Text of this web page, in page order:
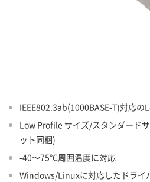
IEEE802.3ab(1000BASE-T)対応の
Low Profile サイズ/スタンダード
ット同梱)
-40～75℃周囲温度に対応
Windows/Linuxに対応したドライ